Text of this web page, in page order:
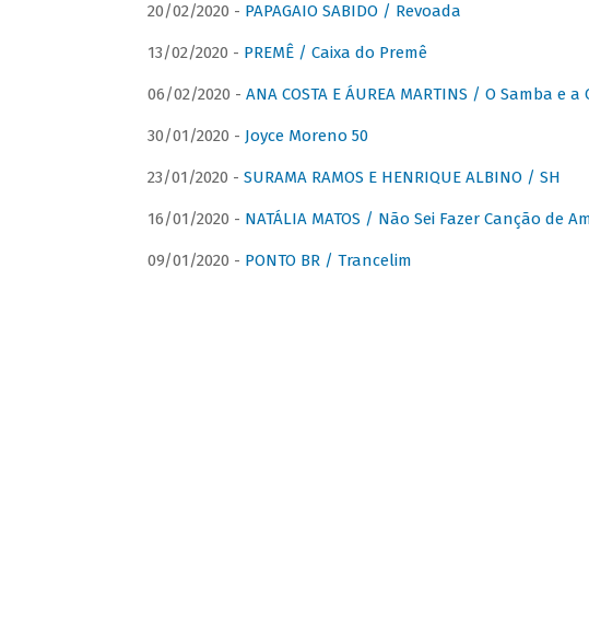
20/02/2020 - PAPAGAIO SABIDO / Revoada
13/02/2020 - PREMÊ / Caixa do Premê
06/02/2020 - ANA COSTA E ÁUREA MARTINS / O Samba
30/01/2020 - Joyce Moreno 50
23/01/2020 - SURAMA RAMOS E HENRIQUE ALBINO / SH
16/01/2020 - NATÁLIA MATOS / Não Sei Fazer Canção de
09/01/2020 - PONTO BR / Trancelim